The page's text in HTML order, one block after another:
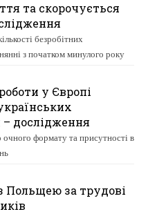
та скорочується
безробітних
з початком минулого року
у Європі
– дослідження
формату та присутності в
Польщею за трудові